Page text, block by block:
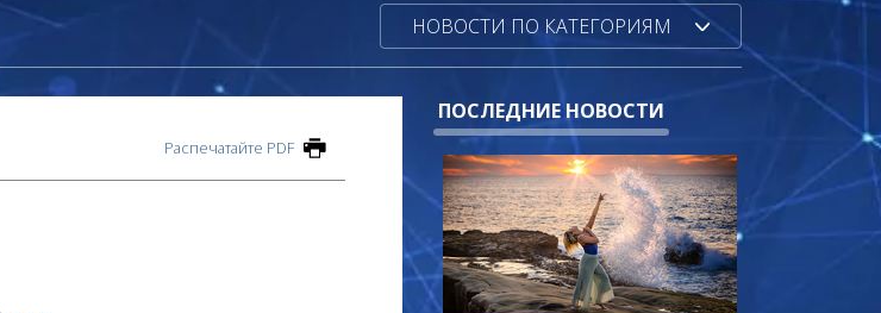
НОВОСТИ ПО КАТЕГОРИЯМ
Распечатайте PDF
ПОСЛЕДНИЕ НОВОСТИ